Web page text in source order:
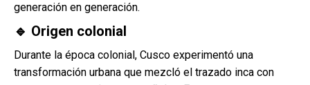
generación en generación.
🔹 Origen colonial
Durante la época colonial, Cusco experimentó una
transformación urbana que mezcló el trazado inca con